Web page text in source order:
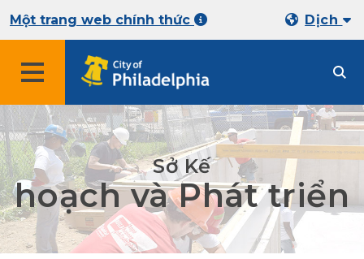
Một trang web chính thức Dịch
Sở Kế
hoạch và Phát triển